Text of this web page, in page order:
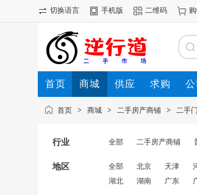
切换语言 手机版 二维码
首页 商城 供应 求购 公
首页 > 商城 > 二手房产商铺 > 二手
行业 全部 二手房产商铺
地区 全部 北京 天津
湖北
湖南 广东